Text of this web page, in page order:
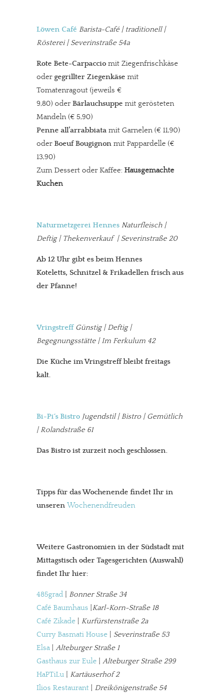
Löwen Café Barista-Café| traditionell |
Rösterei | Severinstraße 54a
Rote Bete-Carpaccio mit Ziegenfrischkäse
oder gegrillter Ziegenkäse mit
Tomatenragout (jeweils €
9,80) oder Bärlauchsuppe mit gerösteten
Mandeln (€ 5,90)
Penne all’arrabbiata mit Garnelen (€ 11,90)
oder Boeuf Bougignon mit Pappardelle (€
13,90)
Zum Dessert oder Kaffee: Hausgemachte
Kuchen
Naturmetzgerei Hennes Naturfleisch |
Deftig | Thekenverkauf | Severinstraße 20
Ab 12 Uhr gibt es beim Hennes
Koteletts, Schnitzel & Frikadellen frisch aus
der Pfanne!
Vringstreff Günstig | Deftig |
Begegnungsstätte | Im Ferkulum 42
Die Küche im Vringstreff bleibt freitags
kalt.
Bi-Pi´s Bistro Jugendstil | Bistro | Gemütlich
| Rolandstraße 61
Das Bistro ist zurzeit noch geschlossen.
Tipps für das Wochenende findet Ihr in
unseren Wochenendfreuden
Weitere Gastronomien in der Südstadt mit
Mittagstisch oder Tagesgerichten (Auswahl)
findet Ihr hier:
485grad
Bonner Straße 34
Café Baumhaus Karl-Korn-Straße 18
Café Zikade
Kurfürstenstraße 2a
Curry Basmati House
Severinstraße 53
Elsa| Alteburger Straße 1
Gasthaus zur Eule
Alteburger Straße 299
HaPTiLu
Kartäuserhof 2
Ilios Restaurant
Dreikönigenstraße 54